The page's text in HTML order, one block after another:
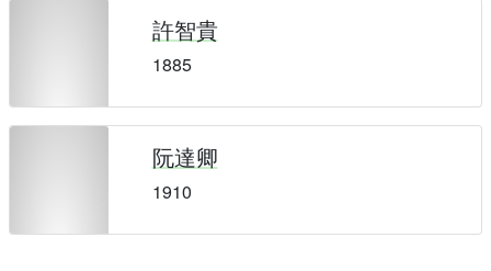
許智貴
1885
阮達卿
1910